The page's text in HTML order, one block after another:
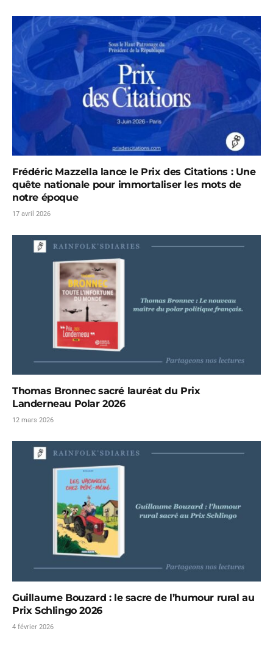
Frédéric Mazzella lance le Prix des Citations : Une
quête nationale pour immortaliser les mots de
notre époque
17 avril 2026
Thomas Bronnec sacré lauréat du Prix
Landerneau Polar 2026
12 mars 2026
Guillaume Bouzard : le sacre de l’humour rural au
Prix Schlingo 2026
4 février 2026